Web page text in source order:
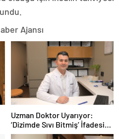
Ajansı
Uzman Doktor Uyarıyor:
‘Dizimde Sıvı Bitmiş’ İfadesi
Doğru Değil…